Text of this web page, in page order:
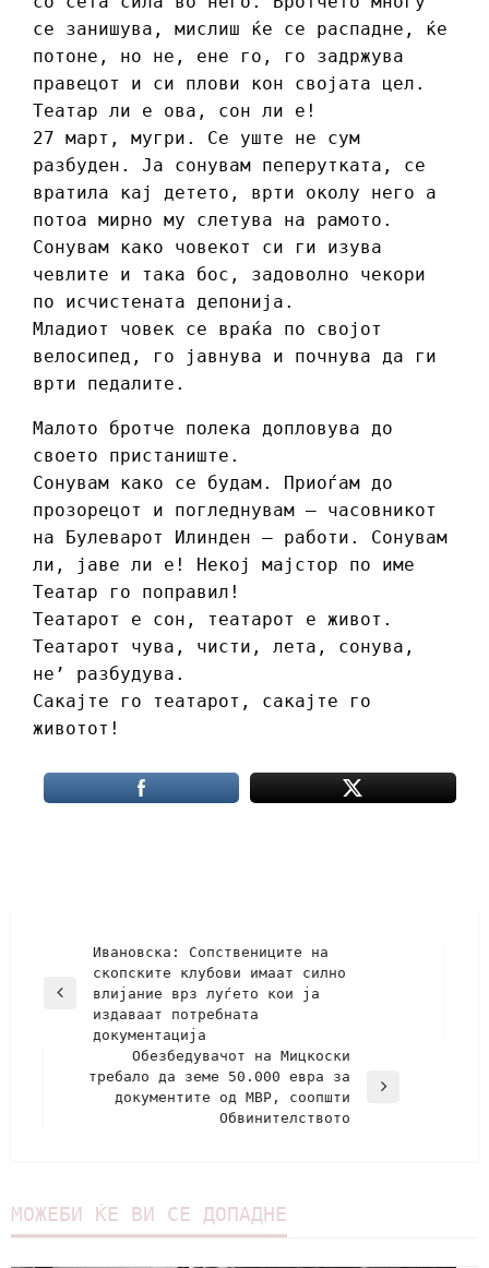
се занишува, мислиш ќе се распадне, ќе
потоне, но не, ене го, го задржува
правецот и си плови кон својата цел.
Театар ли е ова, сон ли е!
27 март, мугри. Се уште не сум
разбуден. Ја сонувам пеперутката, се
вратила кај детето, врти околу него а
потоа мирно му слетува на рамото.
Сонувам како човекот си ги изува
чевлите и така бос, задоволно чекори
по исчистената депонија.
Младиот човек се враќа по својот
велосипед, го јавнува и почнува да ги
врти педалите.
Малото бротче полека допловува до
своето пристаниште.
Сонувам како се будам. Приоѓам до
прозорецот и погледнувам – часовникот
на Булеварот Илинден – работи. Сонувам
ли, јаве ли е! Некој мајстор по име
Театар го поправил!
Театарот е сон, театарот е живот.
Театарот чува, чисти, лета, сонува,
не’ разбудува.
Сакајте го театарот, сакајте го
животот!
Ивановска: Сопствениците на
скопските клубови имаат силно
влијание врз луѓето кои ја
издаваат потребната
документација
Oбезбедувачот на Мицкоски
требало да земе 50.000 евра за
документите од МВР, соопшти
Обвинителството
МОЖЕБИ ЌЕ ВИ СЕ ДОПАДНЕ